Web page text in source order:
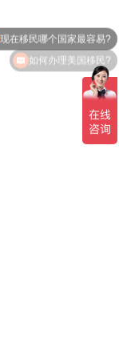
如何办理美国移民?